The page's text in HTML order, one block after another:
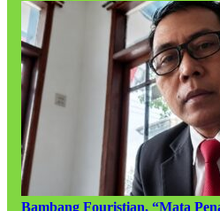
Bambang Fouristian, “Mata